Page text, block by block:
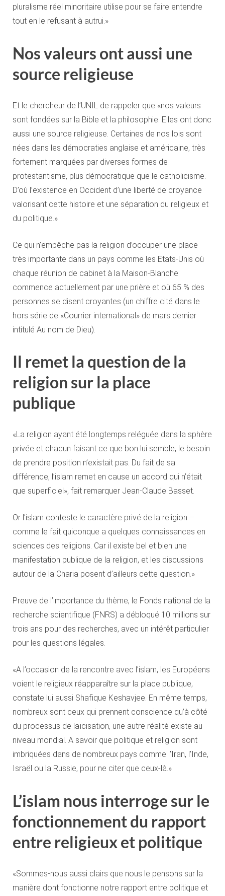
pluralisme réel minoritaire utilise pour se faire entendre
tout en le refusant à autrui.»
Nos valeurs ont aussi une
source religieuse
Et le chercheur de l’UNIL de rappeler que «nos valeurs
sont fondées sur la Bible et la philosophie. Elles ont donc
aussi une source religieuse. Certaines de nos lois sont
nées dans les démocraties anglaise et américaine, très
fortement marquées par diverses formes de
protestantisme, plus démocratique que le catholicisme.
D’où l’existence en Occident d’une liberté de croyance
valorisant cette histoire et une séparation du religieux et
du politique.»
Ce qui n’empêche pas la religion d’occuper une place
très importante dans un pays comme les Etats-Unis où
chaque réunion de cabinet à la Maison-Blanche
commence actuellement par une prière et où 65 % des
personnes se disent croyantes (un chiffre cité dans le
hors série de «Courrier international» de mars dernier
intitulé Au nom de Dieu).
Il remet la question de la
religion sur la place
publique
«La religion ayant été longtemps reléguée dans la sphère
privée et chacun faisant ce que bon lui semble, le besoin
de prendre position n’existait pas. Du fait de sa
différence, l’islam remet en cause un accord qui n’était
que superficiel», fait remarquer Jean-Claude Basset.
Or l’islam conteste le caractère privé de la religion –
comme le fait quiconque a quelques connaissances en
sciences des religions. Car il existe bel et bien une
manifestation publique de la religion, et les discussions
autour de la Charia posent d’ailleurs cette question.»
Preuve de l’importance du thème, le Fonds national de la
recherche scientifique (FNRS) a débloqué 10 millions sur
trois ans pour des recherches, avec un intérêt particulier
pour les questions légales.
«A l’occasion de la rencontre avec l’islam, les Européens
voient le religieux réapparaître sur la place publique,
constate lui aussi Shafique Keshavjee. En même temps,
nombreux sont ceux qui prennent conscience qu’à côté
du processus de laïcisation, une autre réalité existe au
niveau mondial. A savoir que politique et religion sont
imbriquées dans de nombreux pays comme l’Iran, l’Inde,
Israël ou la Russie, pour ne citer que ceux-là.»
L’islam nous interroge sur le
fonctionnement du rapport
entre religieux et politique
«Sommes-nous aussi clairs que nous le pensons sur la
manière dont fonctionne notre rapport entre politique et